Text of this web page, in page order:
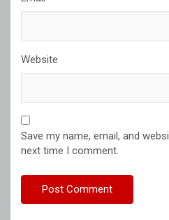
Website
Save my name, email, and
next time I comment.